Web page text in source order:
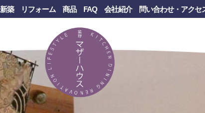
新築 リフォーム 商品 FAQ 会社紹介 問い合わせ・アクセ